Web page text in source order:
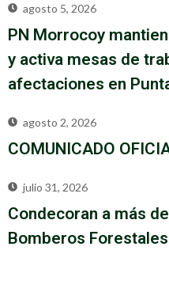
agosto 5, 2026
PN Morrocoy
y activa mesas de
afectaciones en
agosto 2, 2026
COMUNICADO
julio 31, 2026
Condecoran a más
Bomberos Forestales